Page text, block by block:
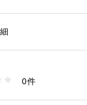
ディース
（ショップ）
0件